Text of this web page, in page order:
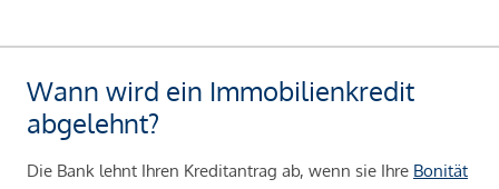
Wann wird ein Immobilienkredit
abgelehnt?
Die Bank lehnt Ihren Kreditantrag ab, wenn sie Ihre Bonität